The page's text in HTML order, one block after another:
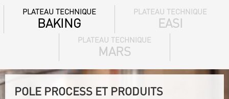
PLATEAU TECHNIQUE
BAKING
PLATEAU TECHNIQUE
EASI
PLATEAU TECHNIQUE
MARS
POLE PROCESS ET PRODUITS